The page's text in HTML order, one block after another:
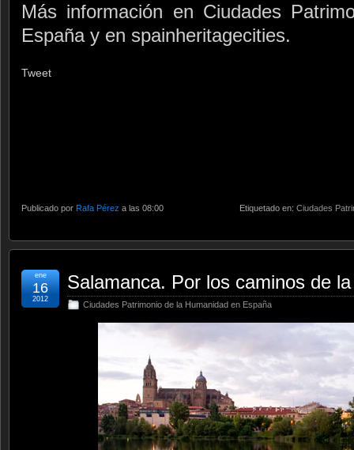
Más información en Ciudades
España y en spainheritagecities.
Tweet
Publicado por Rafa Pérez a las 08:00 Etiquetado en: Ciudades
Salamanca. Por los caminos de
Ciudades Patrimonio de la Humanidad en España
ene
16
2012